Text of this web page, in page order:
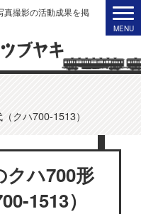
真撮影の活動成果を掲
クハ700-1513）
クハ700形
1513）